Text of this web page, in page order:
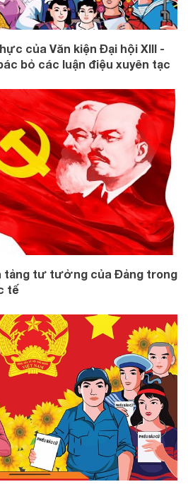
của Văn kiện Đại hội XIII -
bỏ các luận điệu xuyên tạc
tảng tư tưởng của Đảng trong
tế